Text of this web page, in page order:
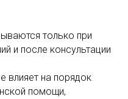
только при
и после консультации
влияет на порядок
помощи,